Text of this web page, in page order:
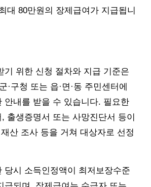
대 80만원의 장제급여가 지급됩니
기 위한 신청 절차와 지급 기준은
·구청 또는 읍·면·동 주민센터에
안내를 받을 수 있습니다. 필요한
출생증명서 또는 사망진단서 등이
산 조사 등을 거쳐 대상자로 선정
당시 소득인정액이 최저보장수준